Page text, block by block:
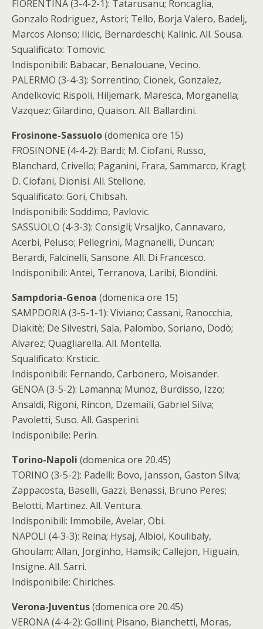
FIORENTINA (3-4-2-1): Tatarusanu; Roncaglia,
Gonzalo Rodriguez, Astori; Tello, Borja Valero, Badelj,
Marcos Alonso; Ilicic, Bernardeschi; Kalinic. All. Sousa.
Squalificato: Tomovic.
Indisponibili: Babacar, Benalouane, Vecino.
PALERMO (3-4-3): Sorrentino; Cionek, Gonzalez,
Andelkovic; Rispoli, Hiljemark, Maresca, Morganella;
Vazquez; Gilardino, Quaison. All. Ballardini.
Frosinone-Sassuolo(domenica ore 15)
FROSINONE (4-4-2): Bardi; M. Ciofani, Russo,
Blanchard, Crivello; Paganini, Frara, Sammarco, Kragl;
D. Ciofani, Dionisi. All. Stellone.
Squalificato: Gori, Chibsah.
Indisponibili: Soddimo, Pavlovic.
SASSUOLO (4-3-3): Consigli; Vrsaljko, Cannavaro,
Acerbi, Peluso; Pellegrini, Magnanelli, Duncan;
Berardi, Falcinelli, Sansone. All. Di Francesco.
Indisponibili: Antei, Terranova, Laribi, Biondini.
Sampdoria-Genoa (domenica ore 15)
SAMPDORIA (3-5-1-1): Viviano; Cassani, Ranocchia,
Diakitè; De Silvestri, Sala, Palombo, Soriano, Dodò;
Alvarez; Quagliarella. All. Montella.
Squalificato: Krsticic.
Indisponibili: Fernando, Carbonero, Moisander.
GENOA (3-5-2): Lamanna; Munoz, Burdisso, Izzo;
Ansaldi, Rigoni, Rincon, Dzemaili, Gabriel Silva;
Pavoletti, Suso. All. Gasperini.
Indisponibile: Perin.
Torino-Napoli (domenica ore 20.45)
TORINO (3-5-2): Padelli; Bovo, Jansson, Gaston Silva;
Zappacosta, Baselli, Gazzi, Benassi, Bruno Peres;
Belotti, Martinez. All. Ventura.
Indisponibili: Immobile, Avelar, Obi.
NAPOLI (4-3-3): Reina; Hysaj, Albiol, Koulibaly,
Ghoulam; Allan, Jorginho, Hamsik; Callejon, Higuain,
Insigne. All. Sarri.
Indisponibile: Chiriches.
Verona-Juventus(domenica ore 20.45)
VERONA (4-4-2): Gollini; Pisano, Bianchetti, Moras,